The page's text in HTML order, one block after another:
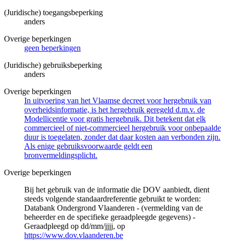
(Juridische) toegangsbeperking
anders
Overige beperkingen
geen beperkingen
(Juridische) gebruiksbeperking
anders
Overige beperkingen
In uitvoering van het Vlaamse decreet voor hergebruik van
overheidsinformatie, is het hergebruik geregeld d.m.v. de
Modellicentie voor gratis hergebruik. Dit betekent dat elk
commercieel of niet-commercieel hergebruik voor onbepaalde
duur is toegelaten, zonder dat daar kosten aan verbonden zijn.
Als enige gebruiksvoorwaarde geldt een
bronvermeldingsplicht.
Overige beperkingen
Bij het gebruik van de informatie die DOV aanbiedt, dient
steeds volgende standaardreferentie gebruikt te worden:
Databank Ondergrond Vlaanderen - (vermelding van de
beheerder en de specifieke geraadpleegde gegevens) -
Geraadpleegd op dd/mm/jjjj, op
https://www.dov.vlaanderen.be